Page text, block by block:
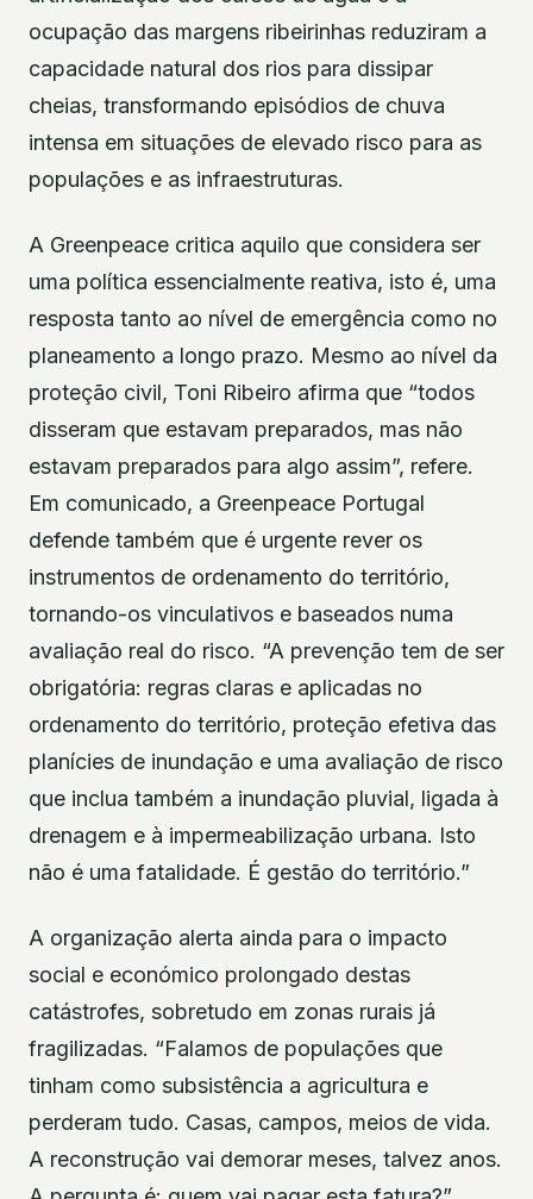
ocupação das margens ribeirinhas reduziram a
capacidade natural dos rios para dissipar
cheias, transformando episódios de chuva
intensa em situações de elevado risco para as
populações e as infraestruturas.
A Greenpeace critica aquilo que considera ser
uma política essencialmente reativa, isto é, uma
resposta tanto ao nível de emergência como no
planeamento a longo prazo. Mesmo ao nível da
proteção civil, Toni Ribeiro afirma que “todos
disseram que estavam preparados, mas não
estavam preparados para algo assim”, refere.
Em comunicado, a Greenpeace Portugal
defende também que é urgente rever os
instrumentos de ordenamento do território,
tornando-os vinculativos e baseados numa
avaliação real do risco. “A prevenção tem de ser
obrigatória: regras claras e aplicadas no
ordenamento do território, proteção efetiva das
planícies de inundação e uma avaliação de risco
que inclua também a inundação pluvial, ligada à
drenagem e à impermeabilização urbana. Isto
não é uma fatalidade. É gestão do território.”
A organização alerta ainda para o impacto
social e económico prolongado destas
catástrofes, sobretudo em zonas rurais já
fragilizadas. “Falamos de populações que
tinham como subsistência a agricultura e
perderam tudo. Casas, campos, meios de vida.
A reconstrução vai demorar meses, talvez anos.